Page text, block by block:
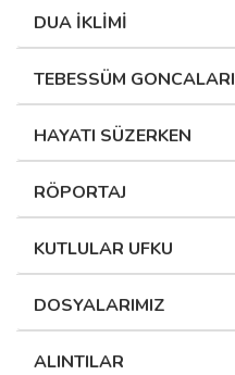
DUA İKLİMİ
TEBESSÜM GONCALARI
HAYATI SÜZERKEN
RÖPORTAJ
KUTLULAR UFKU
DOSYALARIMIZ
ALINTILAR